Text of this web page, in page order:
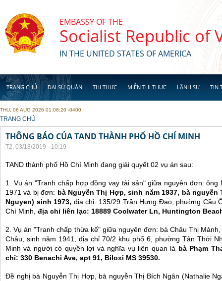
EMBASSY OF THE
Socialist Republic of
IN THE UNITED STATES OF AMERICA
TRANG CHỦ ĐẠI SỨ QUÁN THỊ THỰC MIỄN THỊ THỰC LÃNH SỰ TIN
THU, 06 AUG 2026 01:06:20 -0400
YOU ARE HERE
TRANG CHỦ
THÔNG BÁO CỦA TAND THÀNH PHỐ HỒ CHÍ MINH
T2, 03/18/2019 - 10:19
TAND thành phố Hồ Chí Minh đang giải quyết 02 vụ án sau:
1. Vụ án "Tranh chấp hợp đồng vay tài sản" giữa nguyên đơn: ông
1971 và bị đơn: bà Nguyễn Thị Hợp, sinh năm 1937, bà nguyễn
Nguyen) sinh 1973, địa chỉ: 135/29 Trần Hưng Đạo, phường Cầu
Chí Minh, địa chỉ liên lạc: 18889 Coolwater Ln, Huntington
2. Vụ án "Tranh chấp thừa kế" giữa nguyên đơn: bà Châu Thị
Châu, sinh năm 1941, địa chỉ 70/2 khu phố 6, phường Tân Thới
Minh và người có quyền lợi và nghĩa vụ liên quan là bà Phạm
chỉ: 330 Benachi Ave, apt 91, Biloxi MS 39530.
Đề nghị bà Nguyễn Thị Hợp, bà nguyễn Thị Bích Ngân (Nathalie